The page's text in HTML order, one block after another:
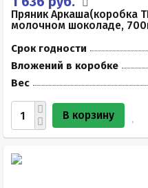
Пряник Аркаша(коробка
молочном шоколаде,
Срок годности
Вложений в коробке
Вес
В корзину